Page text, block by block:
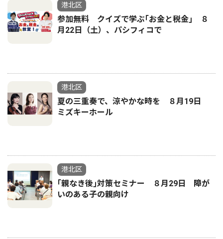
港北区
参加無料 クイズで学ぶ｢お金と税金｣ ８
月22日（土）、パシフィコで
港北区
夏の三重奏で、涼やかな時を ８月19日
ミズキーホール
港北区
｢親なき後｣対策セミナー ８月29日 障が
いのある子の親向け